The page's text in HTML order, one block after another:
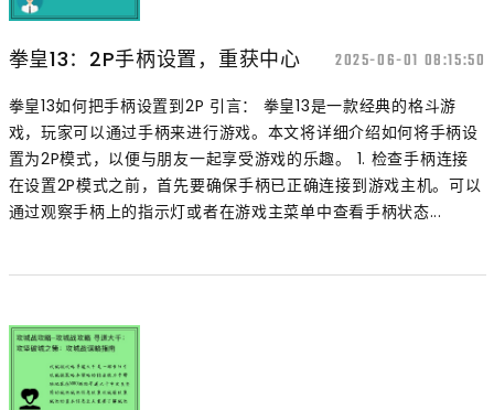
拳皇13：2P手柄设置，重获中心 2025-06-01 08:15:50
拳皇13如何把手柄设置到2P 引言： 拳皇13是一款经典的格斗游
戏，玩家可以通过手柄来进行游戏。本文将详细介绍如何将手柄设
置为2P模式，以便与朋友一起享受游戏的乐趣。 1. 检查手柄连接
在设置2P模式之前，首先要确保手柄已正确连接到游戏主机。可以
通过观察手柄上的指示灯或者在游戏主菜单中查看手柄状态...